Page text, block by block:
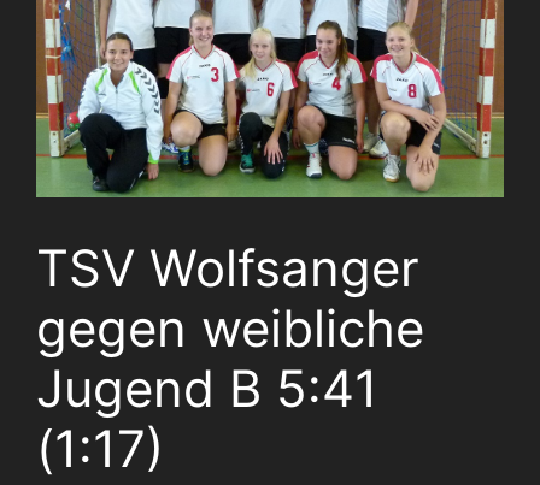
TSV Wolfsanger
gegen weibliche
Jugend B 5:41
(1:17)